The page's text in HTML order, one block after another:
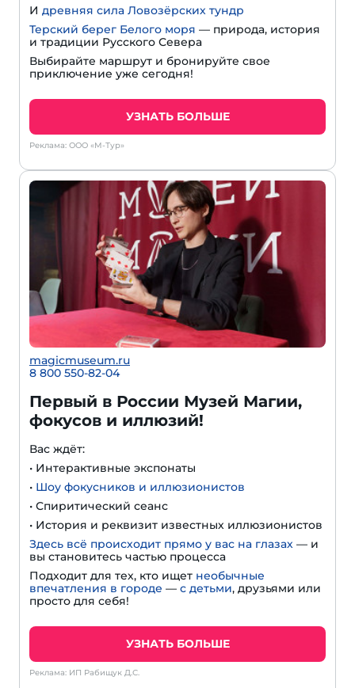
И древняя сила Ловозёрских тундр
Терский берег Белого моря — природа, история
и традиции Русского Севера
Выбирайте маршрут и бронируйте свое
приключение уже сегодня!
УЗНАТЬ БОЛЬШЕ
Реклама: ООО «М-Тур»
magicmuseum.ru
8 800 550-82-04
Первый в России Музей Магии,
фокусов и иллюзий!
Вас ждёт:
• Интерактивные экспонаты
• Шоу фокусников и иллюзионистов
• Спиритический сеанс
• История и реквизит известных иллюзионистов
Здесь всё происходит прямо у вас на глазах — и
вы становитесь частью процесса
Подходит для тех, кто ищет необычные
впечатления в городе — с детьми, друзьями или
просто для себя!
УЗНАТЬ БОЛЬШЕ
Реклама: ИП Рабищук Д.С.